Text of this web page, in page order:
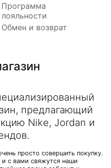
Программа
лояльности
Обмен и возврат
предлагающий
Nike, Jordan и
просто совершить покупку.
и с вами свяжутся наши